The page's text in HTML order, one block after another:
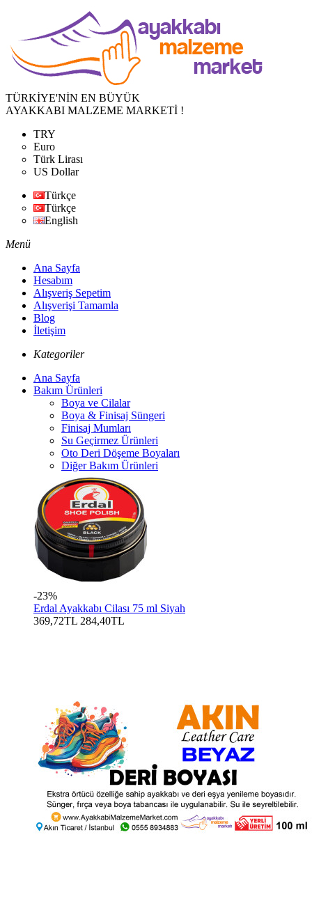
TÜRKİYE'NİN EN BÜYÜK
AYAKKABI MALZEME MARKETİ !
TRY
Euro
Türk Lirası
US Dollar
Türkçe
Türkçe
English
Menü
Ana Sayfa
Hesabım
Alışveriş Sepetim
Alışverişi Tamamla
Blog
İletişim
Kategoriler
Ana Sayfa
Bakım Ürünleri
Boya ve Cilalar
Boya & Finisaj Süngeri
Finisaj Mumları
Su Geçirmez Ürünleri
Oto Deri Döşeme Boyaları
Diğer Bakım Ürünleri
-23%
Erdal Ayakkabı Cilası 75 ml Siyah
369,72TL 284,40TL